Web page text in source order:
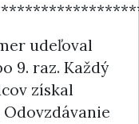
udeľoval
9. raz. Každý
získal